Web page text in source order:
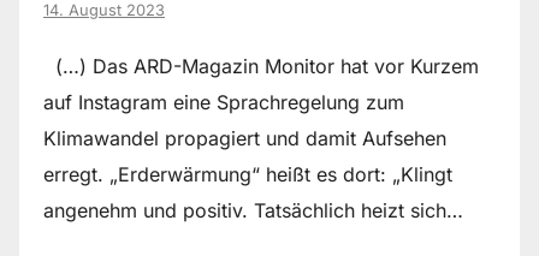
14. August 2023
(…) Das ARD-Magazin Monitor hat vor Kurzem
auf Instagram eine Sprachregelung zum
Klimawandel propagiert und damit Aufsehen
erregt. „Erderwärmung“ heißt es dort: „Klingt
angenehm und positiv. Tatsächlich heizt sich…